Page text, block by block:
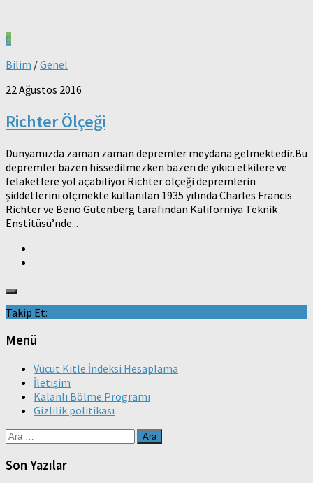
0
Bilim /Genel
22 Ağustos 2016
Richter Ölçeği
Dünyamızda zaman zaman depremler meydana gelmektedir.Bu
depremler bazen hissedilmezken bazen de yıkıcı etkilere ve
felaketlere yol açabiliyor.Richter ölçeği depremlerin
şiddetlerini ölçmekte kullanılan 1935 yılında Charles Francis
Richter ve Beno Gutenberg tarafından Kaliforniya Teknik
Enstitüsü’nde...
Takip Et:
Menü
Vücut Kitle İndeksi Hesaplama
İletişim
Kalanlı Bölme Programı
Gizlilik politikası
Arama:
Son Yazılar